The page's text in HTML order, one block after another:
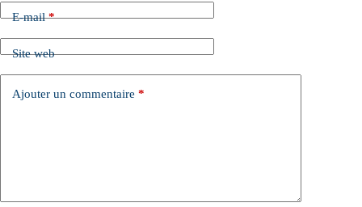
E-mail*
Site web
Ajouter un commentaire *
v
e